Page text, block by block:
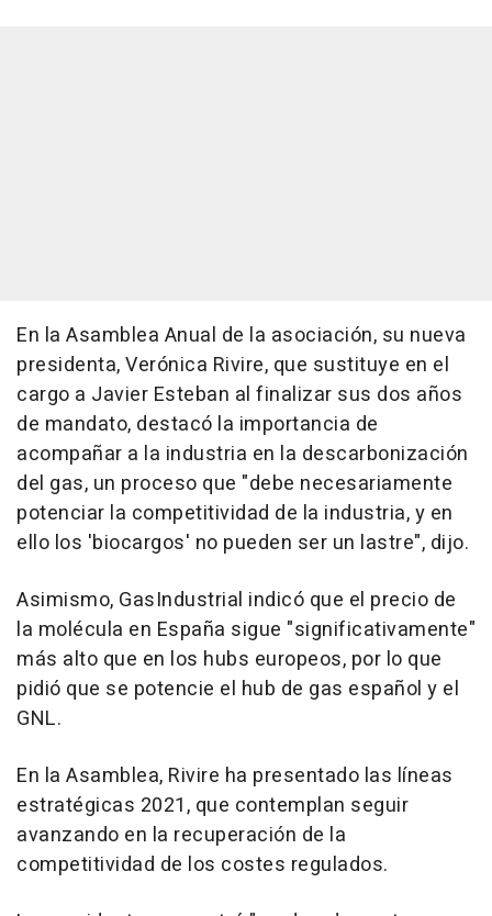
En la Asamblea Anual de la asociación, su nueva
presidenta, Verónica Rivire, que sustituye en el
cargo a Javier Esteban al finalizar sus dos años
de mandato, destacó la importancia de
acompañar a la industria en la descarbonización
del gas, un proceso que "debe necesariamente
potenciar la competitividad de la industria, y en
ello los 'biocargos' no pueden ser un lastre", dijo.
Asimismo, GasIndustrial indicó que el precio de
la molécula en España sigue "significativamente"
más alto que en los hubs europeos, por lo que
pidió que se potencie el hub de gas español y el
GNL.
En la Asamblea, Rivire ha presentado las líneas
estratégicas 2021, que contemplan seguir
avanzando en la recuperación de la
competitividad de los costes regulados.